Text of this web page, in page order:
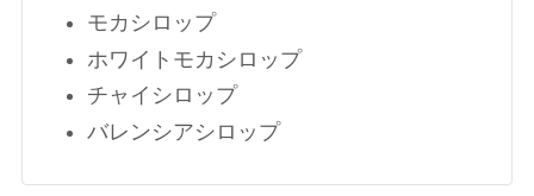
モカシロップ
ホワイトモカシロップ
チャイシロップ
バレンシアシロップ